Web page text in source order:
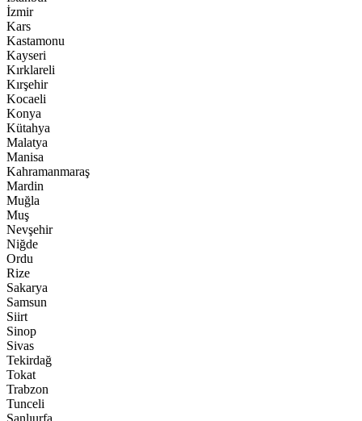
İzmir
Kars
Kastamonu
Kayseri
Kırklareli
Kırşehir
Kocaeli
Konya
Kütahya
Malatya
Manisa
Kahramanmaraş
Mardin
Muğla
Muş
Nevşehir
Niğde
Ordu
Rize
Sakarya
Samsun
Siirt
Sinop
Sivas
Tekirdağ
Tokat
Trabzon
Tunceli
Şanlıurfa